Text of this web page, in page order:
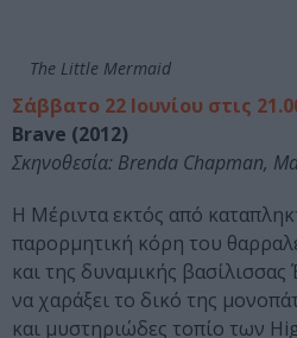
The Little Mermaid
Σάββατο 22 Ιουνίου στις
Brave (2012)
Σκηνοθεσία: Brenda Chapman,
Η Μέριντα εκτός από
παρορμητική κόρη του
και της δυναμικής
να χαράξει το δικό της
και μυστηριώδες τοπίο των